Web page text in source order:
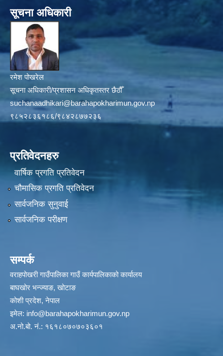
सूचना अधिकारी
रमेश पोखरेल
सूचना अधिकारी/प्रशासन अधिकृतस्तर छैठौँ
suchanaadhikari@barahapokharimun.gov.np
९८५२८३६१८६/९८४२८७७२३६
प्रतिवेदनहरु
वार्षिक प्रगति प्रतिवेदन
चौमासिक प्रगति प्रतिवेदन
सार्वजनिक सुनुवाई
सार्वजनिक परीक्षण
सम्पर्क
वराहपोखरी गाउँपालिका गाउँ कार्यपालिकाको कार्यालय
बाघखोर भन्ज्याङ, खोटाङ
कोशी प्रदेश, नेपाल
इमेल: info@barahapokharimun.gov.np
अ.नो.बो. नं.: १६१८०७०७०३६०१